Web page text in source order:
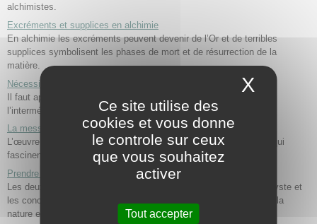
alchimistes.
Excréments et supplices en alchimie
En alchimie les excréments peuvent devenir de l’Or et de terribles
supplices symbolisent les phases de mort et de résurrection de la
matière.
Nécessite de l’écoute du message des rêves
Il faut apprendre à lire les messages que la Nature envoie par
l’intermédiaire de l’inconscient.
La messe rouge alchimique
L’œuvre alchimique au rouge et la symbolique du sang du Christ qui
fascinent Jung dans la messe chrétienne.
Prendre conscience de la nécessité d’une analyse
Les deux derniers rêves de la série avant la rencontre avec l’analyste et
les conclusions sur le but à poursuivre : lier ensemble l’œuvre de la
nature et l’œuvre de la pensée.
Ce site utilise des
cookies et vous donne
le controle sur ceux
que vous souhaitez
activer
Tout accepter
X